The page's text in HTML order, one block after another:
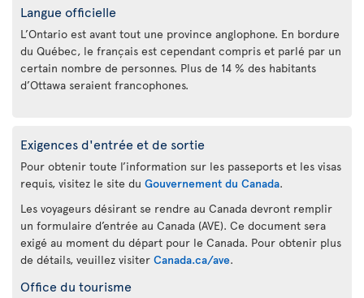
Langue officielle
L’Ontario est avant tout une province anglophone. En bordure
du Québec, le français est cependant compris et parlé par un
certain nombre de personnes. Plus de 14 % des habitants
d’Ottawa seraient francophones.
Exigences d'entrée et de sortie
Pour obtenir toute l’information sur les passeports et les visas
requis, visitez le site du Gouvernement du Canada.
Les voyageurs désirant se rendre au Canada devront remplir
un formulaire d’entrée au Canada (AVE). Ce document sera
exigé au moment du départ pour le Canada. Pour obtenir plus
de détails, veuillez visiter Canada.ca/ave.
Office du tourisme